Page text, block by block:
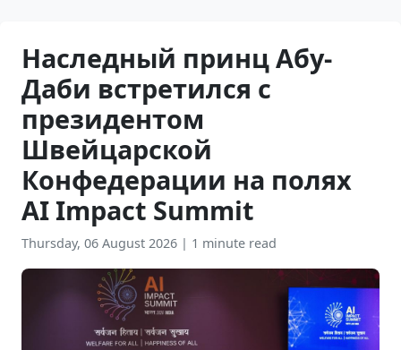
Наследный принц Абу-
Даби встретился с
президентом
Швейцарской
Конфедерации на полях
AI Impact Summit
Thursday, 06 August 2026 | 1 minute read